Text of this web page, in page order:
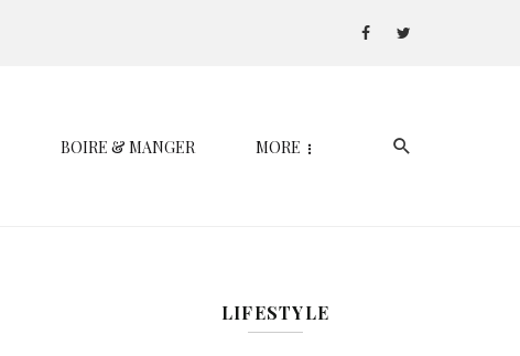
BOIRE & MANGER MORE
LIFESTYLE